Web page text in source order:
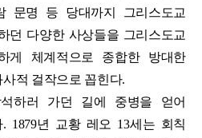
문명 등 당대까지 그리스도교
던 다양한 사상들을 그리스도교
게 체계적으로 종합한 방대한
사적 걸작으로 꼽힌다.
석하러 가던 길에 중병을 얻어
1879년 교황 레오 13세는 회칙